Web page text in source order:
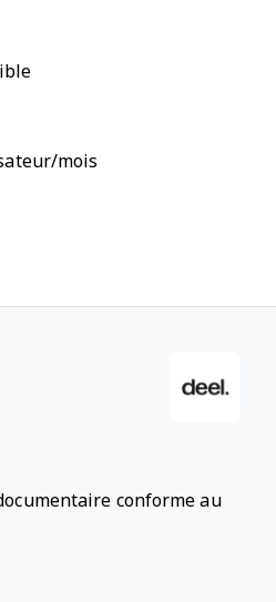
mois
conforme au